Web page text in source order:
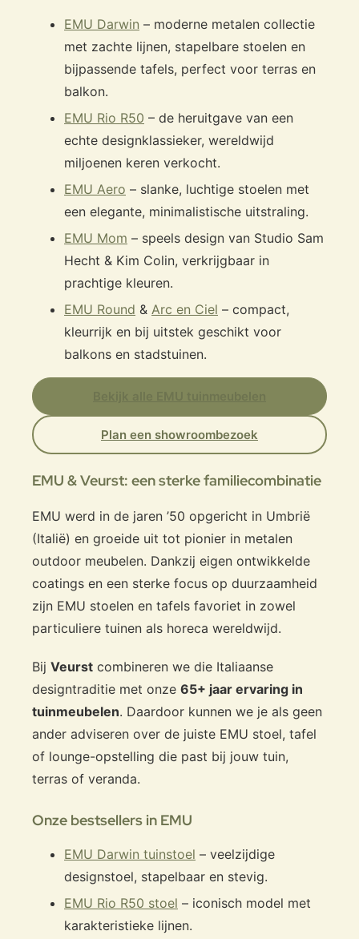
EMU Darwin – moderne metalen collectie
met zachte lijnen, stapelbare stoelen en
bijpassende tafels, perfect voor terras en
balkon.
EMU Rio R50 – de heruitgave van een
echte designklassieker, wereldwijd
miljoenen keren verkocht.
EMU Aero – slanke, luchtige stoelen met
een elegante, minimalistische uitstraling.
EMU Mom – speels design van Studio Sam
Hecht & Kim Colin, verkrijgbaar in
prachtige kleuren.
EMU Round & Arc en Ciel – compact,
kleurrijk en bij uitstek geschikt voor
balkons en stadstuinen.
Plan een showroombezoek
EMU & Veurst: een sterke familiecombinatie
EMU werd in de jaren ’50 opgericht in Umbrië
(Italië) en groeide uit tot pionier in metalen
outdoor meubelen. Dankzij eigen ontwikkelde
coatings en een sterke focus op duurzaamheid
zijn EMU stoelen en tafels favoriet in zowel
particuliere tuinen als horeca wereldwijd.
Bij Veurst combineren we die Italiaanse
designtraditie met onze 65+ jaar ervaring in
tuinmeubelen. Daardoor kunnen we je als geen
ander adviseren over de juiste EMU stoel, tafel
of lounge-opstelling die past bij jouw tuin,
terras of veranda.
Onze bestsellers in EMU
EMU Darwin tuinstoel – veelzijdige
designstoel, stapelbaar en stevig.
EMU Rio R50 stoel – iconisch model met
karakteristieke lijnen.